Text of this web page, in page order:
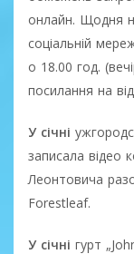
онлайн. Щодня
соціальній
о 18.00 год.
посилання на
У січні
записала відео
Леонтовича
Forestleaf.
У січні гурт